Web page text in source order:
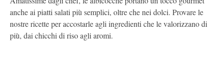
anche ai piatti salati più semplici, oltre che nei dolci. Provare le
nostre ricette per accostarle agli ingredienti che le valorizzano di
più, dai chicchi di riso agli aromi.